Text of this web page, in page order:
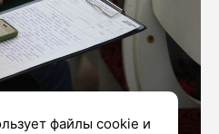
файлы cookie и